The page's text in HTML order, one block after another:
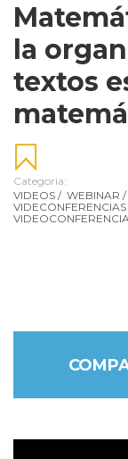
la
textos
Categoria:
VIDEOS / WEBINAR /